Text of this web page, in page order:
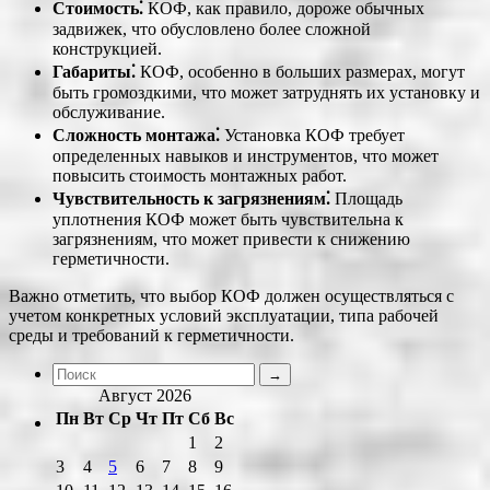
Стоимость⁚ КОФ, как правило, дороже обычных
задвижек, что обусловлено более сложной
конструкцией.
Габариты⁚ КОФ, особенно в больших размерах, могут
быть громоздкими, что может затруднять их установку и
обслуживание.
Сложность монтажа⁚ Установка КОФ требует
определенных навыков и инструментов, что может
повысить стоимость монтажных работ.
Чувствительность к загрязнениям⁚ Площадь
уплотнения КОФ может быть чувствительна к
загрязнениям, что может привести к снижению
герметичности.
Важно отметить, что выбор КОФ должен осуществляться с
учетом конкретных условий эксплуатации, типа рабочей
среды и требований к герметичности.
Август 2026
Пн Вт Ср Чт Пт Сб Вс
1
2
3
4 5 6 7 8
9